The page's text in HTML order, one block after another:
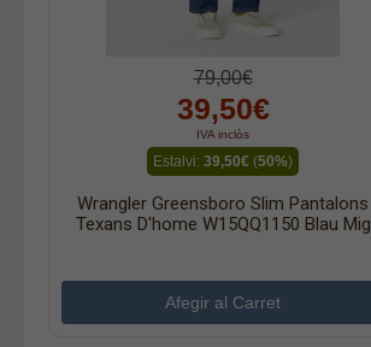
79,00€
39,50€
IVA inclòs
Estalvi: 39,50€ (50%)
Wrangler Greensboro Slim Pantalons
Texans D'home W15QQ1150 Blau Mig